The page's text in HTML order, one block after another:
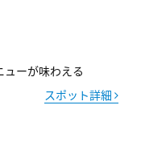
ーが味わえる
スポット詳細